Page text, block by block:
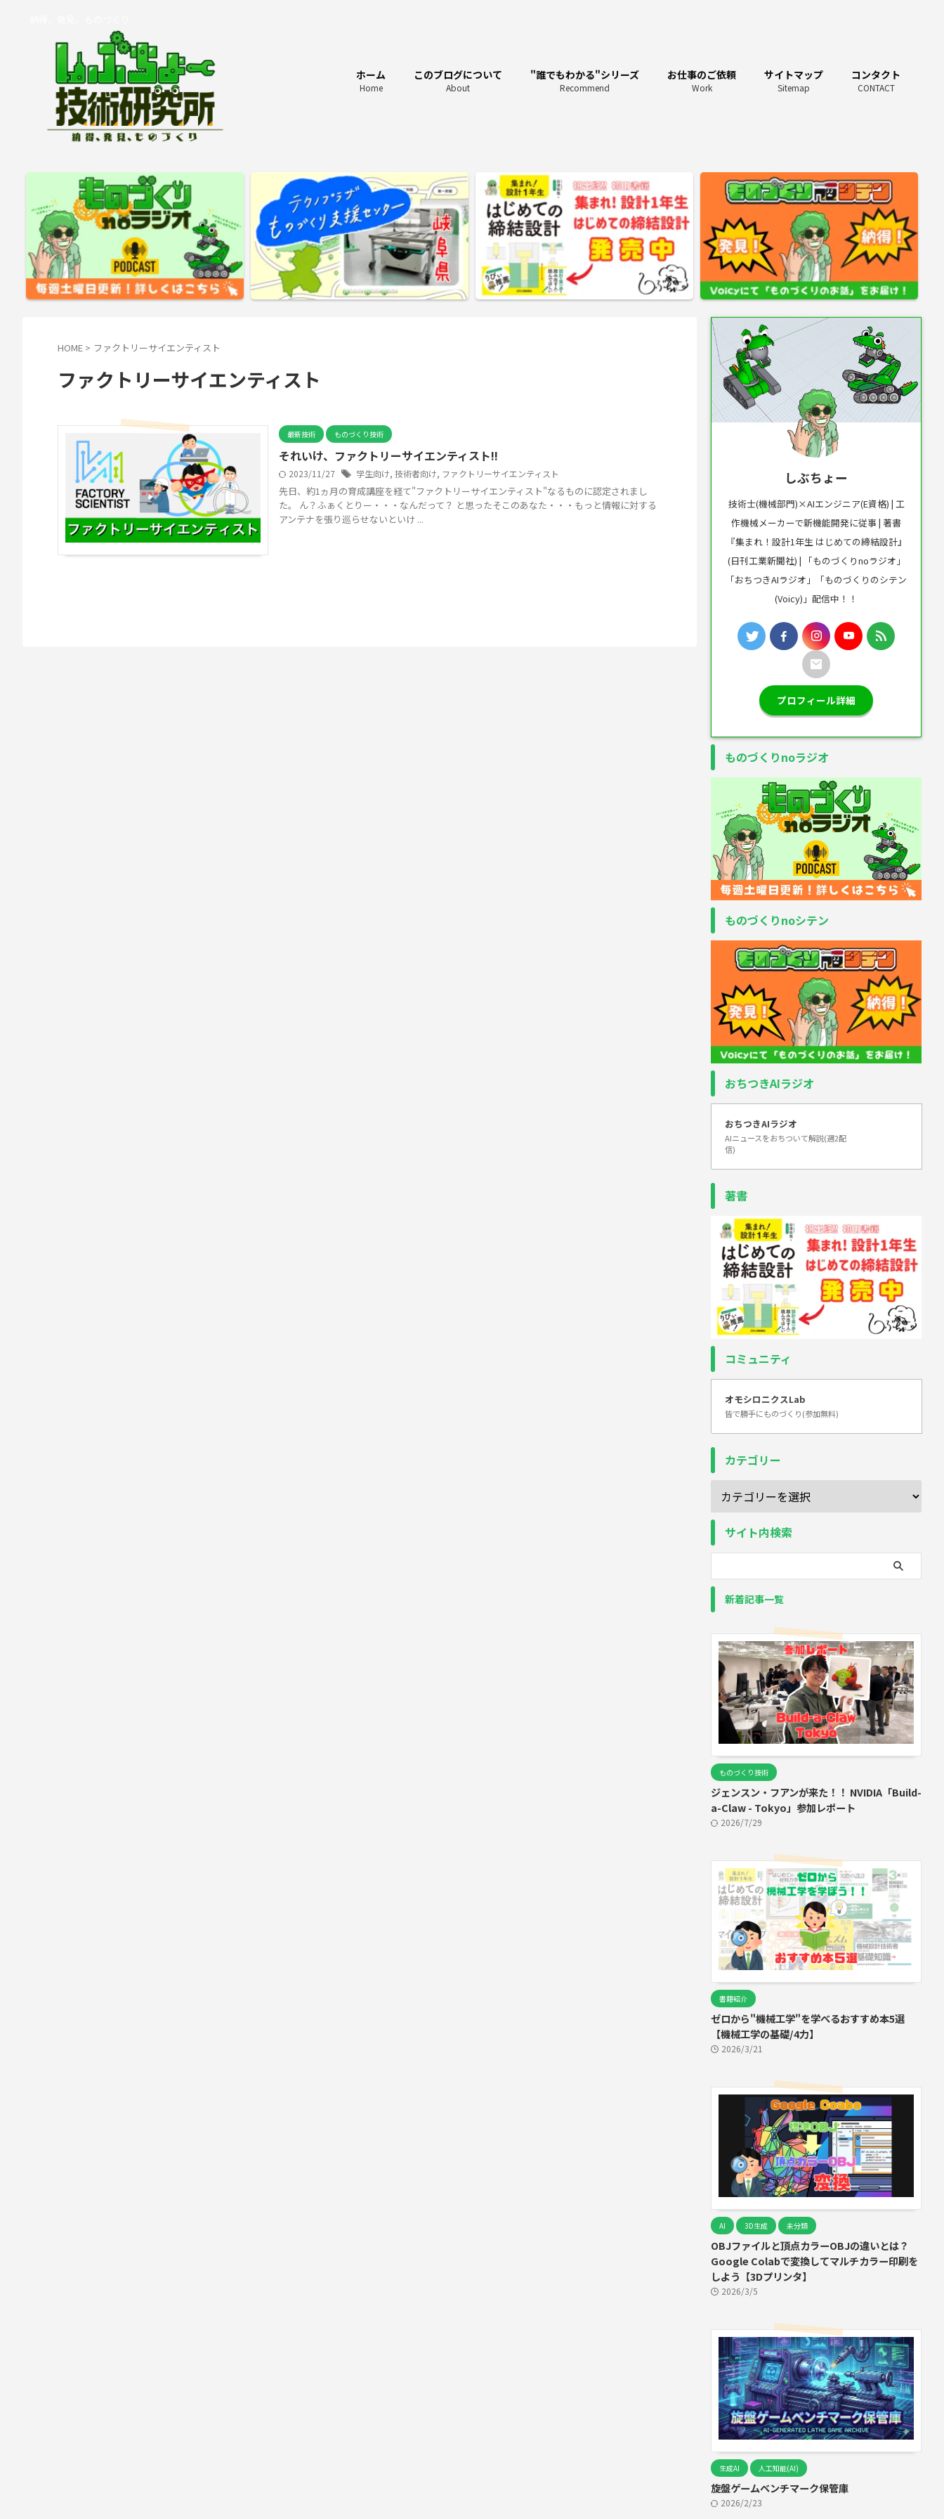
ホーム
Home
このブログについて
About
"誰でもわかる"シリーズ
Recommend
お仕事のご依頼
Work
サイトマップ
Sitemap
コンタクト
CONTACT
HOME > ファクトリーサイエンティスト
ファクトリーサイエンティスト
最新技術 ものづくり技術
それいけ、ファクトリーサイエンティスト!!
2023/11/27 学生向け, 技術者向け, ファクトリーサイエンティスト
先日、約1ヵ月の育成講座を経て"ファクトリーサイエンティスト"なるものに認定されまし
た。 ん？ふぁくとりー・・・なんだって？ と思ったそこのあなた・・・もっと情報に対する
アンテナを張り巡らせないといけ ...
しぶちょー
技術士(機械部門)×AIエンジニア(E資格) | 工
作機械メーカーで新機能開発に従事 | 著書
『集まれ！設計1年生 はじめての締結設計』
(日刊工業新聞社) | 「ものづくりnoラジオ」
「おちつきAIラジオ」「ものづくりのシテン
(Voicy)」配信中！！
プロフィール詳細
ものづくりnoラジオ
ものづくりnoシテン
おちつきAIラジオ
おちつきAIラジオ
AIニュースをおちついて解説(週2配
信)
著書
コミュニティ
オモシロニクスLab
皆で勝手にものづくり(参加無料)
カテゴリー
サイト内検索
新着記事一覧
ものづくり技術
ジェンスン・フアンが来た！！ NVIDIA「Build-
a-Claw - Tokyo」参加レポート
2026/7/29
書籍紹介
ゼロから"機械工学"を学べるおすすめ本5選
【機械工学の基礎/4力】
2026/3/21
AI 3D生成 未分類
OBJファイルと頂点カラーOBJの違いとは？
Google Colabで変換してマルチカラー印刷を
しよう【3Dプリンタ】
2026/3/5
生成AI 人工知能(AI)
旋盤ゲームベンチマーク保管庫
2026/2/23